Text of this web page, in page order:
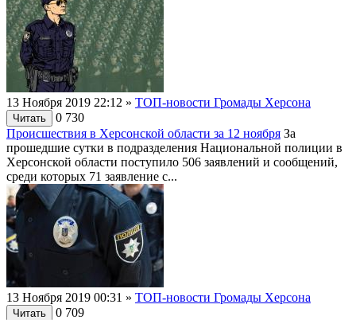
13 Ноября 2019 22:12 » ТОП-новости Громады Херсона
Читать 0 730
Происшествия в Херсонской области за 12 ноября За
прошедшие сутки в подразделения Национальной полиции в
Херсонской области поступило 506 заявлений и сообщений,
среди которых 71 заявление с...
13 Ноября 2019 00:31 » ТОП-новости Громады Херсона
Читать 0 709